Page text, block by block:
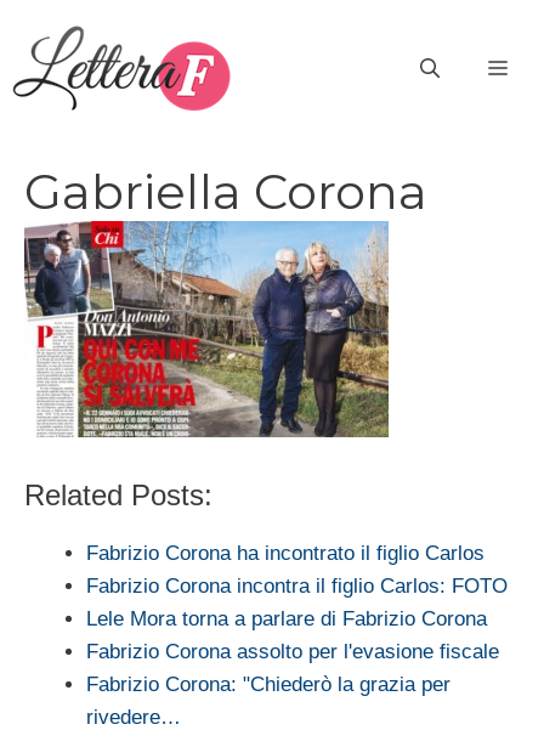
contenuto
Gabriella Corona
Related Posts:
Fabrizio Corona ha incontrato il figlio Carlos
Fabrizio Corona incontra il figlio Carlos: FOTO
Lele Mora torna a parlare di Fabrizio Corona
Fabrizio Corona assolto per l'evasione fiscale
Fabrizio Corona: "Chiederò la grazia per
rivedere…